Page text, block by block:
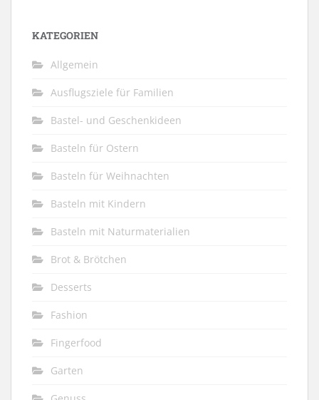
KATEGORIEN
Allgemein
Ausflugsziele für Familien
Bastel- und Geschenkideen
Basteln für Ostern
Basteln für Weihnachten
Basteln mit Kindern
Basteln mit Naturmaterialien
Brot & Brötchen
Desserts
Fashion
Fingerfood
Garten